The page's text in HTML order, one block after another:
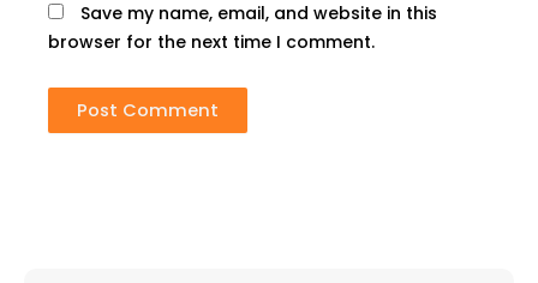
Save my name, email, and website in this
browser for the next time I comment.